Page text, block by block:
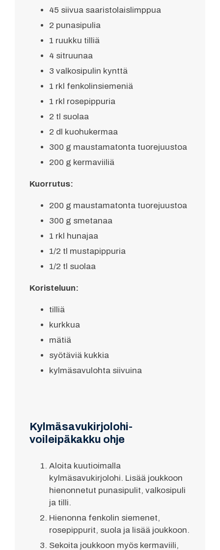
45 siivua saaristolaislimppua
2 punasipulia
1 ruukku tilliä
4 sitruunaa
3 valkosipulin kynttä
1 rkl fenkolinsiemeniä
1 rkl rosepippuria
2 tl suolaa
2 dl kuohukermaa
300 g maustamatonta tuorejuustoa
200 g kermaviiliä
Kuorrutus:
200 g maustamatonta tuorejuustoa
300 g smetanaa
1 rkl hunajaa
1/2 tl mustapippuria
1/2 tl suolaa
Koristeluun:
tilliä
kurkkua
mätiä
syötäviä kukkia
kylmäsavulohta siivuina
Kylmäsavukirjolohi-
voileipäkakku ohje
Aloita kuutioimalla
kylmäsavukirjolohi. Lisää joukkoon
hienonnetut punasipulit, valkosipuli
ja tilli.
Hienonna fenkolin siemenet,
rosepippurit, suola ja lisää joukkoon.
Sekoita joukkoon myös kermaviili,